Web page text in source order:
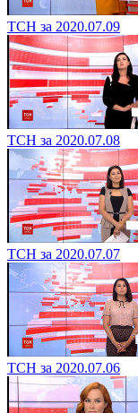
ТСН за 2020.07.09
ТСН за 2020.07.08
ТСН за 2020.07.07
ТСН за 2020.07.06